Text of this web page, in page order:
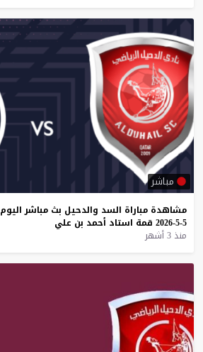
مباشر
مشاهدة مباراة السد والدحيل بث مباشر اليوم
5-5-2026
قمة استاد أحمد بن علي
منذ 3 أشهر